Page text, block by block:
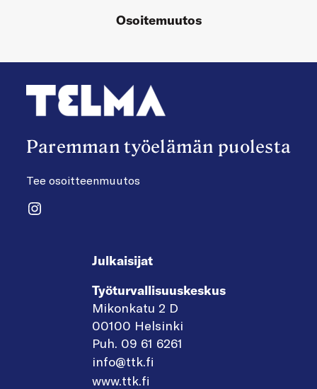
Osoitemuutos
Paremman työelämän puolesta
Tee osoitteenmuutos
Instagram
Julkaisijat
Työturvallisuuskeskus
Mikonkatu 2 D
00100 Helsinki
Puh. 09 61 6261
info@ttk.fi
www.ttk.fi